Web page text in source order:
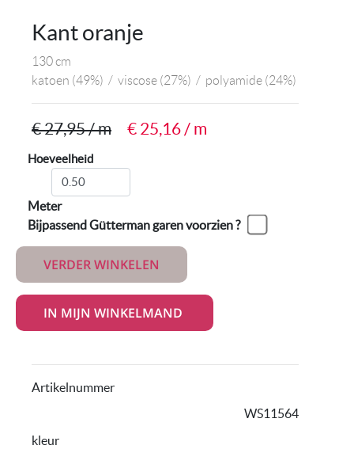
Kant oranje
130 cm
katoen (49%) / viscose (27%) / polyamide (24%)
€ 27,95 / m € 25,16 / m
Hoeveelheid
Meter
Bijpassend Gütterman garen voorzien ?
VERDER WINKELEN
Artikelnummer
WS11564
kleur